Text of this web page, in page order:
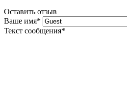
Оставить отзыв
Ваше имя*
Текст сообщения*